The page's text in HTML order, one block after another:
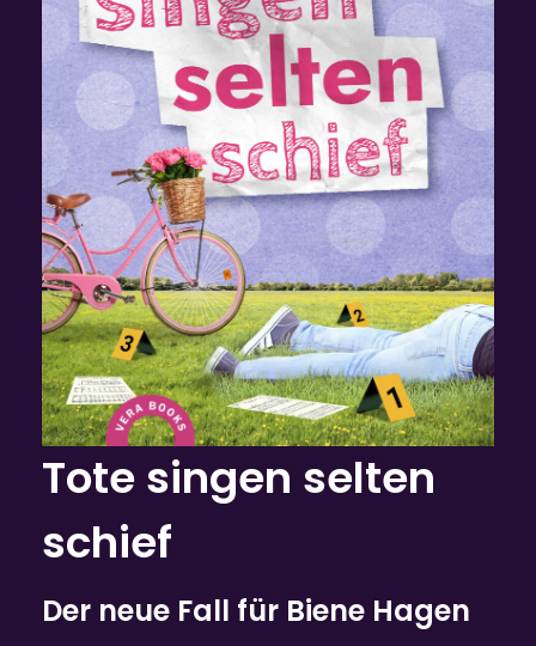
Tote singen selten
schief
Der neue Fall für Biene Hagen